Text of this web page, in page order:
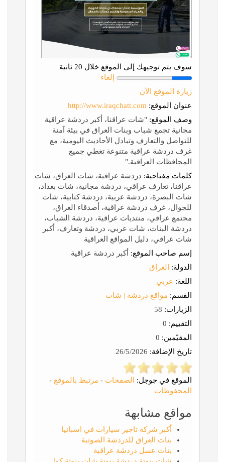
سوف يتم توجيهك إلى الموقع خلال 20 ثانية
إلغاء
زيارة الموقع الآن
عنوان الموقع: http://www.iraqchatt.com
وصف الموقع: "شات عراقنا، أكبر دردشة عراقية
مجانية تجمع شباب وبنات العراق في بيئة آمنة
للتواصل والتعارف وتبادل الأحاديث اليومية، مع
غرف دردشة عراقية متنوعة تغطي جميع
المحافظات العراقية."
كلمات مفتاحية: دردشة عراقية، شات العراق، شات
عراقنا، تعارف عراقي، دردشة مجانية، شات بغداد،
شات البصرة، دردشة عربية، دردشة كتابية، شات
للجوال، غرف دردشة عراقية، أصدقاء العراق،
مجتمع عراقي، منتديات عراقية، دردشة الشباب،
دردشة البنات، شات عربي، دردشة وتعارف، أكبر
شات عراقي، دليل المواقع العراقية
إسم صاحب الموقع: أكبر دردشة عراقية
الدولة:
العراق
اللغة: عربي
القسم: مواقع دردشة | شات
الزيارات:
التقييم:
المقيّمين:
تاريخ الإضافة:
الموقع في جوجل: الصفحات - مرتبط بالموقع -
المحفوظات
مواقع مشابهة
أكبر شركة تاجير سيارات في اسبانيا
بنات العراق للدردشة الصوتية
بنات عسل دردشة عراقية